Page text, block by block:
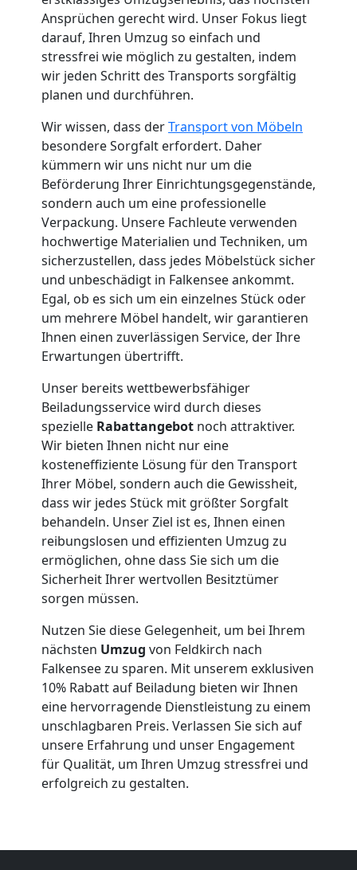
Ansprüchen gerecht wird. Unser Fokus liegt
darauf, Ihren Umzug so einfach und
stressfrei wie möglich zu gestalten, indem
wir jeden Schritt des Transports sorgfältig
planen und durchführen.
Wir wissen, dass derTransport von Möbeln
besondere Sorgfalt erfordert. Daher
kümmern wir uns nicht nur um die
Beförderung Ihrer Einrichtungsgegenstände,
sondern auch um eine professionelle
Verpackung. Unsere Fachleute verwenden
hochwertige Materialien und Techniken, um
sicherzustellen, dass jedes Möbelstück sicher
und unbeschädigt in Falkensee ankommt.
Egal, ob es sich um ein einzelnes Stück oder
um mehrere Möbel handelt, wir garantieren
Ihnen einen zuverlässigen Service, der Ihre
Erwartungen übertrifft.
Unser bereits wettbewerbsfähiger
Beiladungsservice wird durch dieses
spezielle Rabattangebot noch attraktiver.
Wir bieten Ihnen nicht nur eine
kosteneffiziente Lösung für den Transport
Ihrer Möbel, sondern auch die Gewissheit,
dass wir jedes Stück mit größter Sorgfalt
behandeln. Unser Ziel ist es, Ihnen einen
reibungslosen und effizienten Umzug zu
ermöglichen, ohne dass Sie sich um die
Sicherheit Ihrer wertvollen Besitztümer
sorgen müssen.
Nutzen Sie diese Gelegenheit, um bei Ihrem
nächsten Umzug von Feldkirch nach
Falkensee zu sparen. Mit unserem exklusiven
10% Rabatt auf Beiladung bieten wir Ihnen
eine hervorragende Dienstleistung zu einem
unschlagbaren Preis. Verlassen Sie sich auf
unsere Erfahrung und unser Engagement
für Qualität, um Ihren Umzug stressfrei und
erfolgreich zu gestalten.
Küchenumzug
Feldkirch
Umzug
und
Lagerung
Feldkirch
Full-
Service-
Umzug
Feldkirch
Qualitäts-
Umzüge
Feldkirch
Vereinsumzug
Feldkirch
Anfrage
Möbeltransport